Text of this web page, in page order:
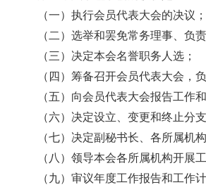
（一）执行会员代表大会的决议；
（二）选举和罢免常务理事、负
（三）决定本会名誉职务人选；
（四）筹备召开会员代表大会，
（五）向会员代表大会报告工作
（六）决定设立、变更和终止分
（七）决定副秘书长、各所属机
（八）领导本会各所属机构开展
（九）审议年度工作报告和工作